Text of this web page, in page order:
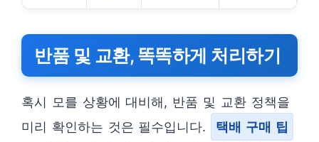
반품 및 교환, 똑똑하게 처리하기
혹시 모를 상황에 대비해, 반품 및 교환 정책을
미리 확인하는 것은 필수입니다.
택배 구매 팁